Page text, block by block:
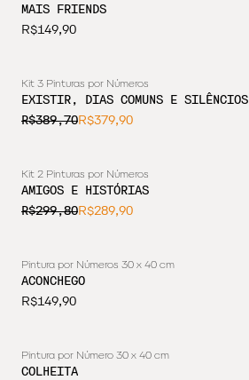
MAIS FRIENDS
R$149,90
Kit 3 Pinturas por Números
EXISTIR, DIAS COMUNS E SILÊNCIOS
R$389,70R$379,90
Kit 2 Pinturas por Números
AMIGOS E HISTÓRIAS
R$299,80R$289,90
Pintura por Números 30 x 40 cm
ACONCHEGO
R$149,90
Pintura por Número 30 x 40 cm
COLHEITA